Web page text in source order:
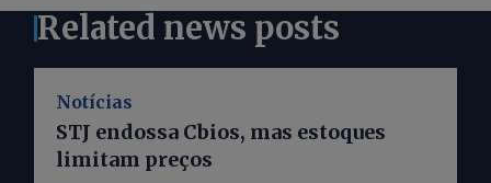
Related news posts
Notícias
STJ endossa Cbios, mas estoques
limitam preços